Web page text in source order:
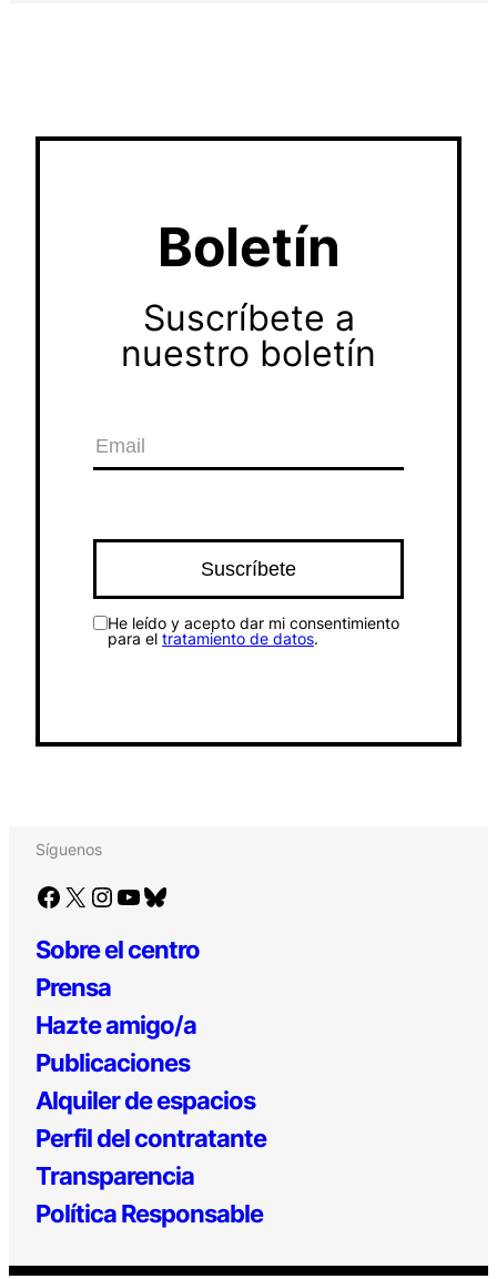
Boletín
Suscríbete a
nuestro boletín
He leído y acepto dar mi consentimiento
para el tratamiento de datos.
Síguenos
Facebook X Instagram YouTube Bluesky
Sobre el centro
Prensa
Hazte amigo/a
Publicaciones
Alquiler de espacios
Perfil del contratante
Transparencia
Política Responsable